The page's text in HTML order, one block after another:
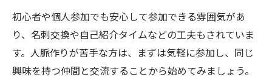
初心者や個人参加でも安心して参加できる雰囲気があ
り、名刺交換や自己紹介タイムなどの工夫もされていま
す。人脈作りが苦手な方は、まずは気軽に参加し、同じ
興味を持つ仲間と交流することから始めてみましょう。